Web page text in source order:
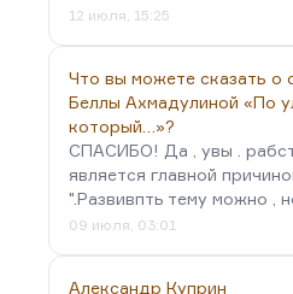
12 июля, 15:25
Что вы можете сказать о
Беллы Ахмадулиной «По
который…»?
СПАСИБО! Да , увы .
является главной
".Развивпть тему можно ,
09 июля, 03:01
Александр Куприн